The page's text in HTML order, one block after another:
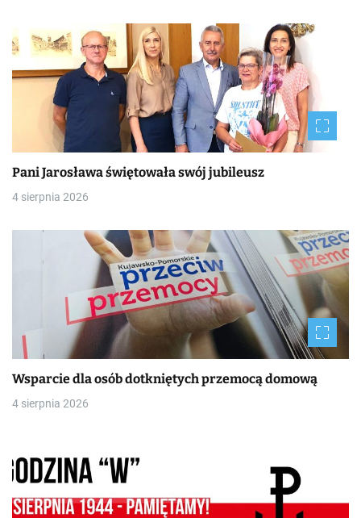
Pani Jarosława świętowała swój jubileusz
4 sierpnia 2026
Wsparcie dla osób dotkniętych przemocą domową
4 sierpnia 2026